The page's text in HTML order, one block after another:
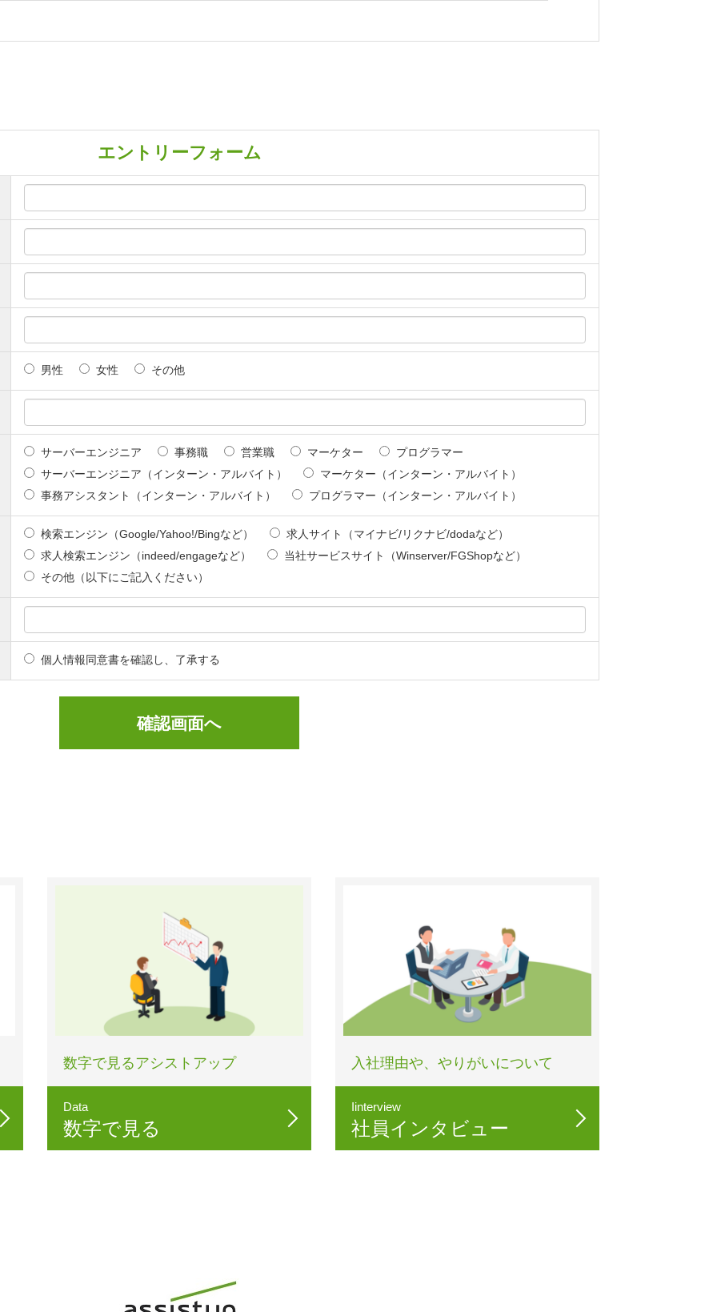
エントリーフォーム
男性 女性 その他
サーバーエンジニア 事務職 営業職 マーケター
プログラマー
サーバーエンジニア（インターン・アルバイト）
マーケター（インターン・アルバイト）
事務アシスタント（インターン・アルバイト）
プログラマー（インターン・アルバイト）
検索エンジン（Google/Yahoo!/Bingなど）
求人サイト（マイナビ/リクナビ/dodaなど）
求人検索エンジン（indeed/engageなど）
当社サービスサイト（Winserver/FGShopなど）
その他（以下にご記入ください）
個人情報同意書を確認し、了承する
数字で見るアシストアップ
Data
数字で見る
入社理由や、やりがいについて
Iinterview
社員インタビュー